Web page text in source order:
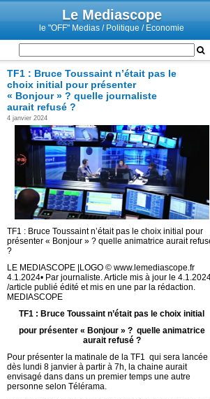
Le Mediascope
le "OFF" Medias / Politique / Economie
TF1 : Bruce Toussaint n’était pas le
choix initial pour présenter
« Bonjour » ? quelle journaliste
aurait refusé ?
4 janvier 2024
TF1 : Bruce Toussaint n’était pas le choix initial pour
présenter « Bonjour » ? quelle animatrice aurait
?
LE MEDIASCOPE |LOGO © www.lemediascope.fr
4.1.2024• Par journaliste. Article mis à jour le
/article publié édité et mis en une par la rédaction.
MEDIASCOPE
TF1 : Bruce Toussaint n’était pas le choix initial
pour présenter « Bonjour » ? quelle animatrice
aurait refusé ?
Pour présenter la matinale de la TF1 qui sera lancée
dès lundi 8 janvier à partir à 7h, la chaine aurait
envisagé dans dans un premier temps une autre
personne selon Télérama.